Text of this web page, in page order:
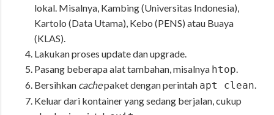
lokal. Misalnya, Kambing (Universitas Indonesia),
Kartolo (Data Utama), Kebo (PENS) atau Buaya
(KLAS).
Lakukan proses update dan upgrade.
Pasang beberapa alat tambahan, misalnya htop
Bersihkan cachepaket dengan perintah apt clean
Keluar dari kontainer yang sedang berjalan, cukup